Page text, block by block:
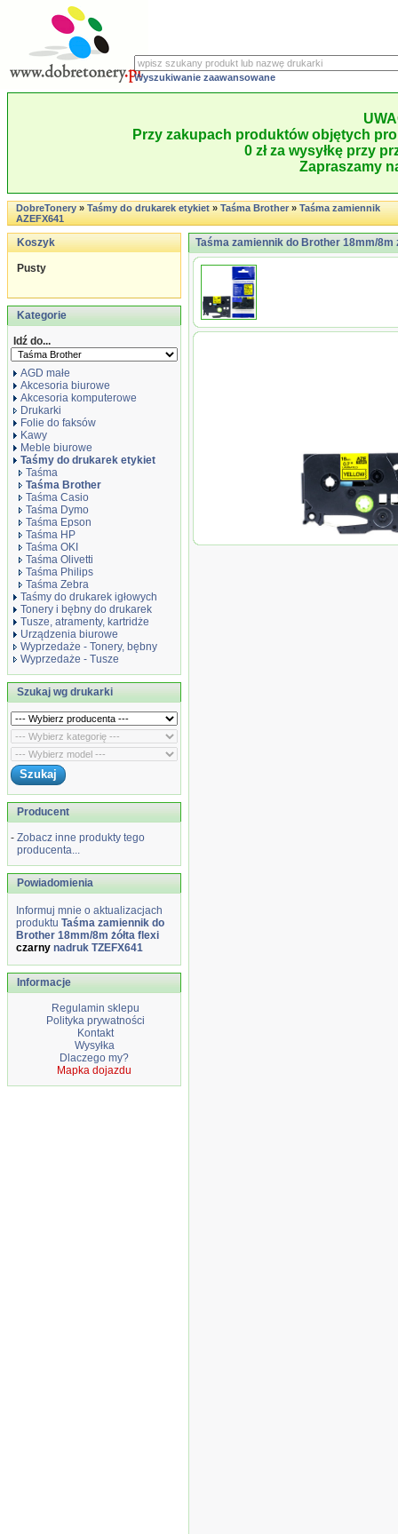
Wyszukiwanie zaawansowane
Przy zakupach produktów objętych
0 zł za wysyłkę przy
Zapraszamy
DobreTonery»Taśmy do drukarek etykiet»Taśma Brother»Taśma zamiennik
AZEFX641
Koszyk
Pusty
Kategorie
Idź do...
AGD małe
Akcesoria biurowe
Akcesoria komputerowe
Drukarki
Folie do faksów
Kawy
Meble biurowe
Taśmy do drukarek etykiet
Taśma
Taśma Brother
Taśma Casio
Taśma Dymo
Taśma Epson
Taśma HP
Taśma OKI
Taśma Olivetti
Taśma Philips
Taśma Zebra
Taśmy do drukarek igłowych
Tonery i bębny do drukarek
Tusze, atramenty, kartridże
Urządzenia biurowe
Wyprzedaże - Tonery, bębny
Wyprzedaże - Tusze
Szukaj wg drukarki
Producent
- Zobacz inne produkty tego
producenta...
Powiadomienia
Informuj mnie o aktualizacjach
produktu Taśma zamiennik do
Brother 18mm/8m żółta flexi
czarny nadruk TZEFX641
Informacje
Regulamin sklepu
Polityka prywatności
Kontakt
Wysyłka
Dlaczego my?
Mapka dojazdu
Taśma zamiennik do Brother 18mm/8m
Taśma zamiennik